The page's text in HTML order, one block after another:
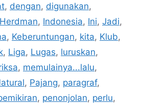
, dengan, digunakan,
Herdman, Indonesia, Ini, Jadi,
, Keberuntungan, kita, Klub,
, Liga, Lugas, luruskan,
, memulainya...lalu,
, Pajang, paragraf,
, penonjolan, perlu,